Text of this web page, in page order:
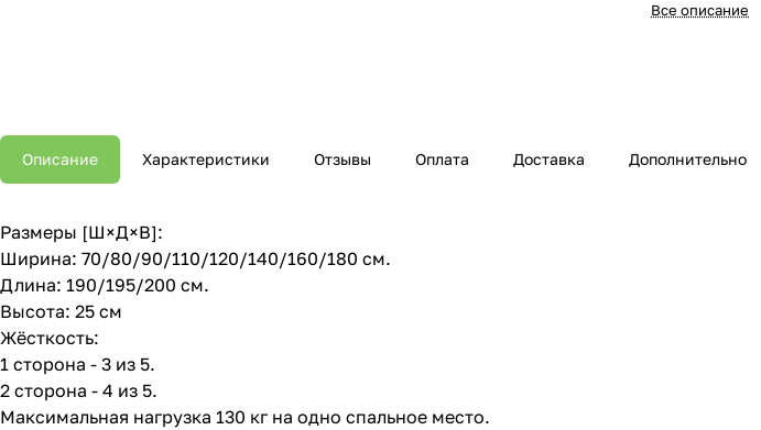
Все описание
Описание Характеристики Отзывы Оплата Доставка Дополнительно
Размеры [Ш×Д×В]:
Ширина: 70/80/90/110/120/140/160/180 см.
Длина: 190/195/200 см.
Высота: 25 см
Жёсткость:
1 сторона - 3 из 5.
2 сторона - 4 из 5.
Максимальная нагрузка 130 кг на одно спальное место.